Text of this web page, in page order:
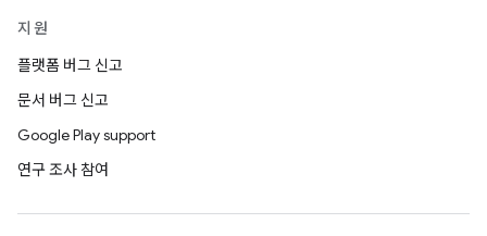
지원
플랫폼 버그 신고
문서 버그 신고
Google Play support
연구 조사 참여